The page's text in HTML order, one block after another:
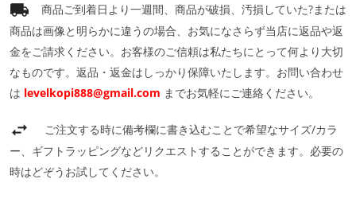
商品ご到着日より一週間、商品が破損、汚損していた?または
商品は画像と明らかに違うの場合、お気になさらず当店に返品や返
金をご請求ください。お客様のご信頼は私たちにとって何より大切
なものです。返品・返金はしっかり保障いたします。お問い合わせ
は levelkopi888@gmail.com までお気軽にご連絡ください。
ご注文する時に備考欄に書き込むことで希望なサイズ/カラ
ー、ギフトラッピングなどリクエストすることができます。必要の
時はどぞうお試してください。